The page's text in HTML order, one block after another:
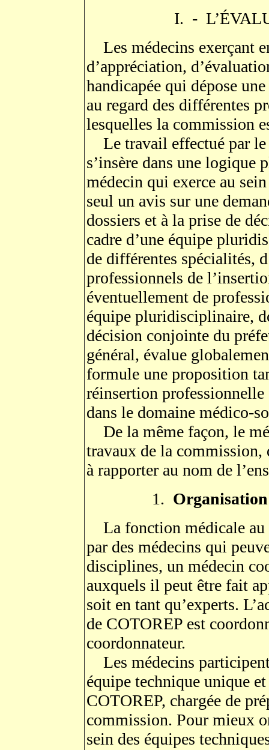
I. -
Les médecins exerçant
d’appréciation,
handicapée qui dépose
au regard des différentes
lesquelles la commission
Le travail effectué par le
s’insère dans une
médecin qui exerce au
seul un avis sur une
dossiers et à la prise de
cadre d’une équipe
de différentes spécialités,
professionnels de
éventuellement de
équipe pluridisciplinaire,
décision conjointe du
général, évalue
formule une proposition
réinsertion
dans le domaine médico-
De la même façon, le
travaux de la commission,
à rapporter au nom de
1.
La fonction médicale au
par des médecins qui
disciplines, un médecin
auxquels il peut être fait
soit en tant qu’experts.
de COTOREP est
coordonnateur.
Les médecins
équipe technique unique
COTOREP, chargée de
commission. Pour mieux
sein des équipes